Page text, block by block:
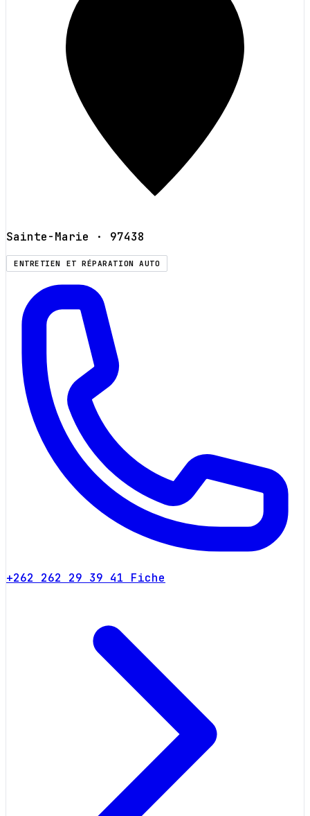
Sainte-Marie · 97438
ENTRETIEN ET RÉPARATION AUTO
+262 262 29 39 41 Fiche